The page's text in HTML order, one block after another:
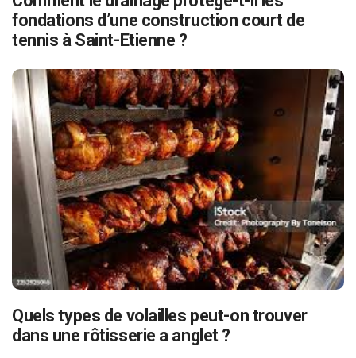
fondations d’une construction court de
tennis à Saint-Etienne ?
Quels types de volailles peut-on trouver
dans une rôtisserie a anglet ?